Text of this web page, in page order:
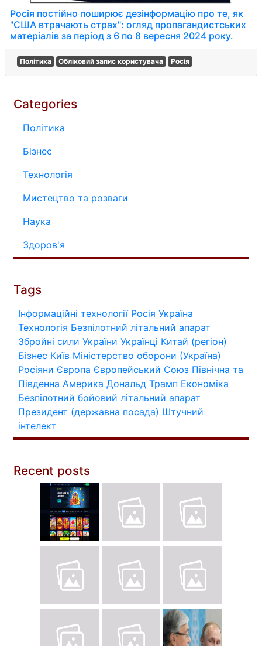
Росія постійно поширює дезінформацію про те, як
"США втрачають страх": огляд пропагандистських
матеріалів за період з 6 по 8 вересня 2024 року.
Політика Обліковий запис користувача Росія
Categories
Політика
Бізнес
Технологія
Мистецтво та розваги
Наука
Здоров'я
Tags
Інформаційні технології Росія Україна
Технологія Безпілотний літальний апарат
Збройні сили України Українці Китай (регіон)
Бізнес Київ Міністерство оборони (Україна)
Росіяни Європа Європейський Союз Північна та
Південна Америка Дональд Трамп Економіка
Безпілотний бойовий літальний апарат
Президент (державна посада) Штучний
інтелект
Recent posts